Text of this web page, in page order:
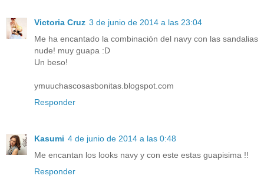
Victoria Cruz 3 de junio de 2014 a las 23:04
Me ha encantado la combinación del navy con las sandalias
nude! muy guapa :D
Un beso!
ymuuchascosasbonitas.blogspot.com
Responder
Kasumi 4 de junio de 2014 a las 0:48
Me encantan los looks navy y con este estas guapisima !!
Responder